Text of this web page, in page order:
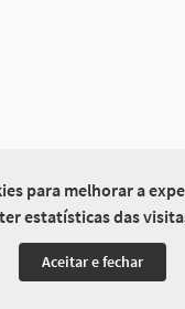
para melhorar a
estatísticas das
Aceitar e fechar